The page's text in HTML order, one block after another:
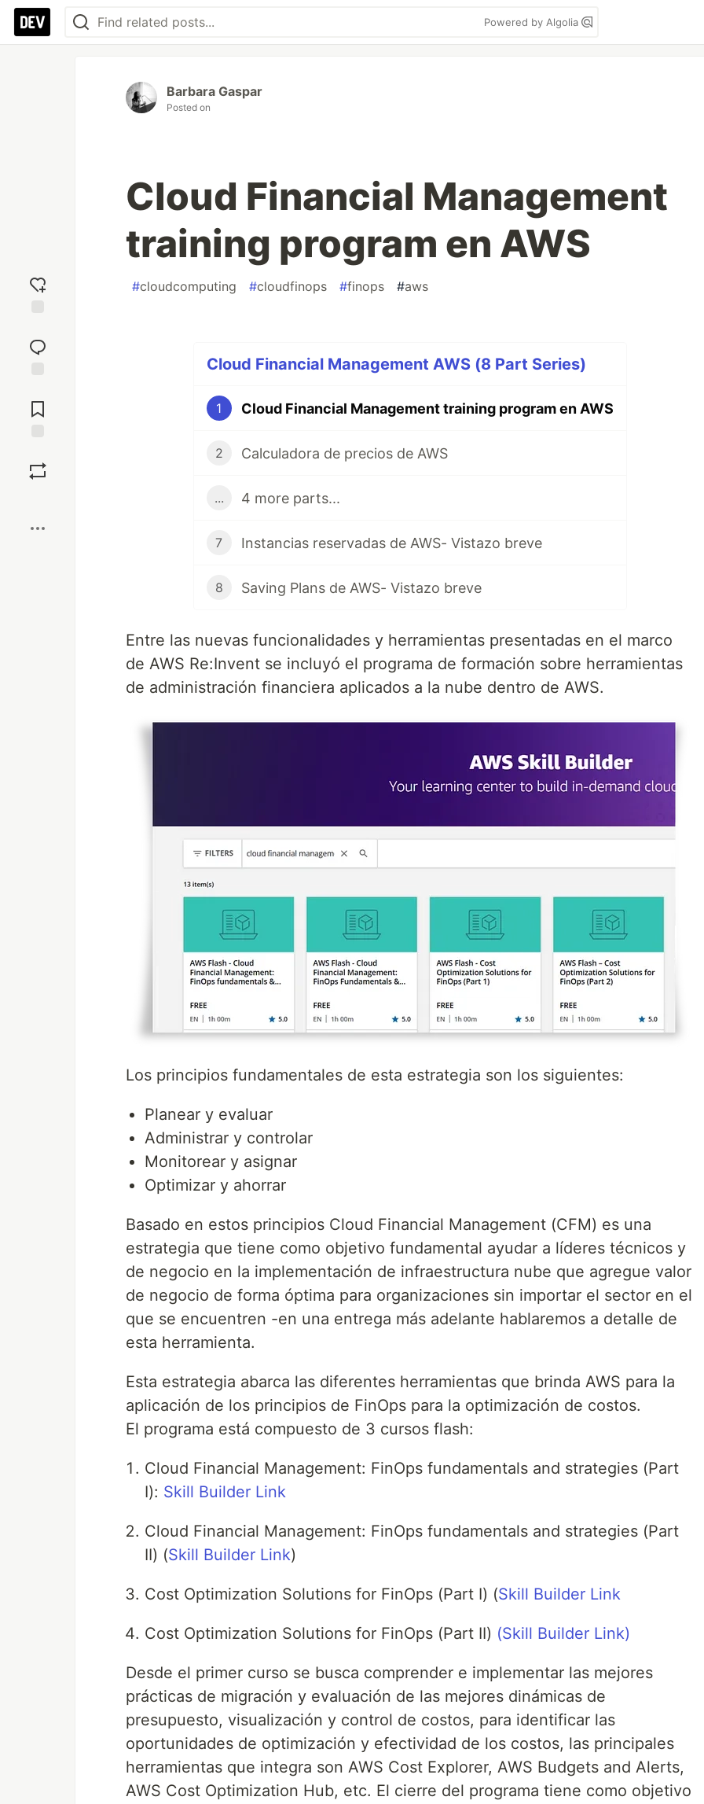
Powered by Algolia
reaction
Comments
Barbara Gaspar
Posted on
Cloud Financial Management
training program en AWS
#cloudcomputing #cloudfinops #finops #aws
Cloud Financial Management AWS (8 Part Series)
1 Cloud Financial Management training program en AWS
2 Calculadora de precios de AWS
... 4 more parts...
7 Instancias reservadas de AWS- Vistazo breve
8 Saving Plans de AWS- Vistazo breve
Entre las nuevas funcionalidades y herramientas presentadas en el marco
de AWS Re:Invent se incluyó el programa de formación sobre herramientas
de administración financiera aplicados a la nube dentro de AWS.
Los principios fundamentales de esta estrategia son los siguientes:
Planear y evaluar
Administrar y controlar
Monitorear y asignar
Optimizar y ahorrar
Basado en estos principios Cloud Financial Management (CFM) es una
estrategia que tiene como objetivo fundamental ayudar a líderes técnicos y
de negocio en la implementación de infraestructura nube que agregue valor
de negocio de forma óptima para organizaciones sin importar el sector en el
que se encuentren -en una entrega más adelante hablaremos a detalle de
esta herramienta.
Esta estrategia abarca las diferentes herramientas que brinda AWS para la
aplicación de los principios de FinOps para la optimización de costos.
El programa está compuesto de 3 cursos flash:
Cloud Financial Management: FinOps fundamentals and strategies (Part
I): Skill Builder Link
Cloud Financial Management: FinOps fundamentals and strategies (Part
II) (Skill Builder Link)
Cost Optimization Solutions for FinOps (Part I) (Skill Builder Link
Cost Optimization Solutions for FinOps (Part II) (Skill Builder Link)
Desde el primer curso se busca comprender e implementar las mejores
prácticas de migración y evaluación de las mejores dinámicas de
presupuesto, visualización y control de costos, para identificar las
oportunidades de optimización y efectividad de los costos, las principales
herramientas que integra son AWS Cost Explorer, AWS Budgets and Alerts,
AWS Cost Optimization Hub, etc. El cierre del programa tiene como objetivo